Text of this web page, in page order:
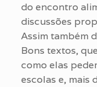
do encontro
discussões
Assim também
Bons textos,
como elas
escolas e, mais